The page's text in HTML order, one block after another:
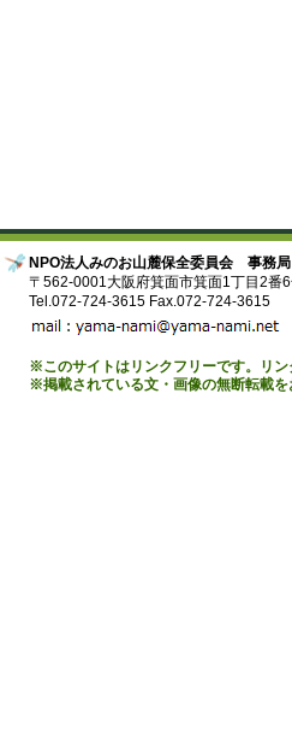
NPO法人みのお山麓保全委員会 事務局
〒562-0001大阪府箕面市箕面1丁目2番
Tel.072-724-3615 Fax.072-724-3615
※このサイトはリンクフリーです。リ
※掲載されている文・画像の無断転載を